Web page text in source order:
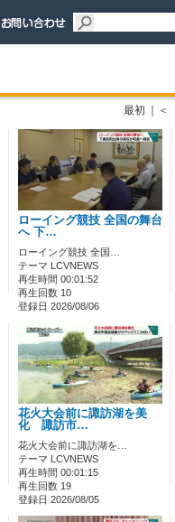
最初 ｜＜
ローイング競技 全国の舞台
へ 下…
ローイング競技 全国…
テーマ LCVNEWS
再生時間 00:01:52
再生回数 10
登録日 2026/08/06
花火大会前に諏訪湖を美
化 諏訪市…
花火大会前に諏訪湖を…
テーマ LCVNEWS
再生時間 00:01:15
再生回数 19
登録日 2026/08/05